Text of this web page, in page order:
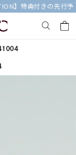
の先行予約受付中
ードで検索する